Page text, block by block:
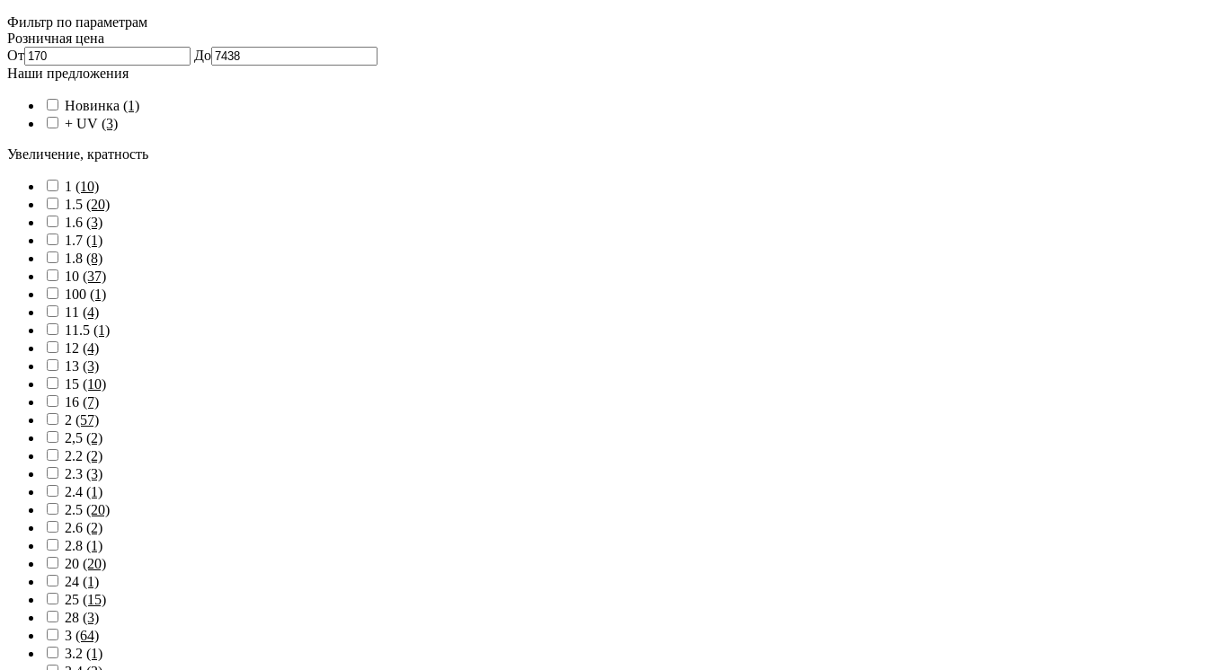
Фильтр по параметрам
Розничная цена
От
До
Наши предложения
Новинка (1)
+ UV (3)
Увеличение, кратность
1 (10)
1.5 (20)
1.6 (3)
1.7 (1)
1.8 (8)
10 (37)
100 (1)
11 (4)
11.5 (1)
12 (4)
13 (3)
15 (10)
16 (7)
2 (57)
2,5 (2)
2.2 (2)
2.3 (3)
2.4 (1)
2.5 (20)
2.6 (2)
2.8 (1)
20 (20)
24 (1)
25 (15)
28 (3)
3 (64)
3.2 (1)